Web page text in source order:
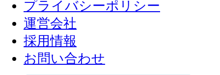
プライバシーポリシー
運営会社
採用情報
お問い合わせ